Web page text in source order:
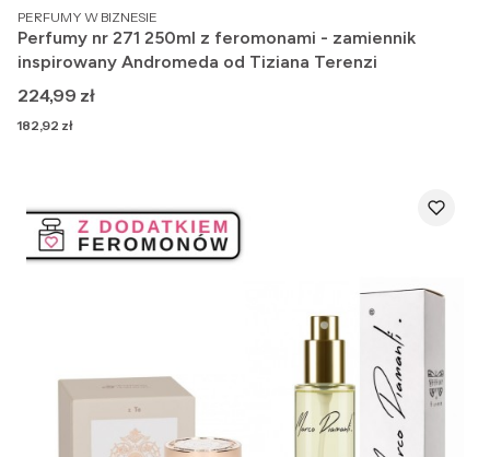
PRODUCENT
PERFUMY W BIZNESIE
Perfumy nr 271 250ml z feromonami - zamiennik
inspirowany Andromeda od Tiziana Terenzi
Cena
224,99 zł
Cena
182,92 zł